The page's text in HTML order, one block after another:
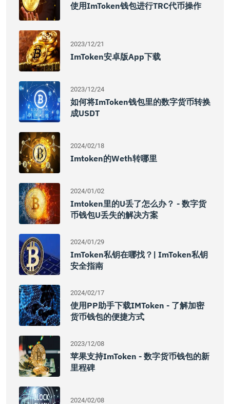
使用imToken钱包进行TRC代币操作
2023/12/21
ImToken安卓版App下载
2023/12/24
如何将imToken钱包里的数字货币转换
成USDT
2024/02/18
Imtoken的weth转哪里
2024/01/02
Imtoken里的u丢了怎么办？ - 数字货
币钱包u丢失的解决方案
2024/01/29
ImToken私钥在哪找？| ImToken私钥
安全指南
2024/02/17
使用PP助手下载IMToken - 了解加密
货币钱包的便捷方式
2023/12/08
苹果支持imToken - 数字货币钱包的新
里程碑
2024/02/08